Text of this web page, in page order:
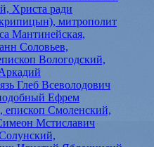
Христа ради
митрополит
Мантинейская,
Соловьев,
Вологодский,
Глеб Всеволодович
Ефрем
епископ Смоленский,
Мстиславич